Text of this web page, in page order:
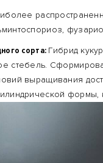
сорта: Гибрид
стебель.
выращивания
формы,